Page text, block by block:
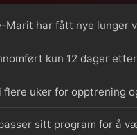
Marit har fått nye lunger
kun 12 dager
uker for opptrening
sitt program for å